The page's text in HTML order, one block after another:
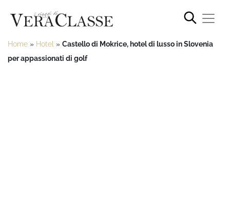
Home » Hotel » Castello di Mokrice, hotel di lusso in Slovenia
per appassionati di golf